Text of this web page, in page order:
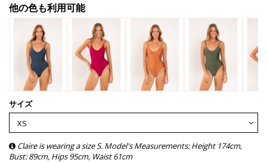
他の色も利用可能
サイズ
Claire is wearing a size S. Model's Measurements: Height 174cm,
Bust: 89cm, Hips 95cm, Waist 61cm